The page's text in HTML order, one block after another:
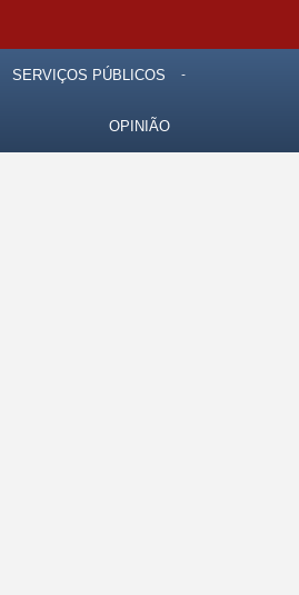
SERVIÇOS PÚBLICOS
OPINIÃO